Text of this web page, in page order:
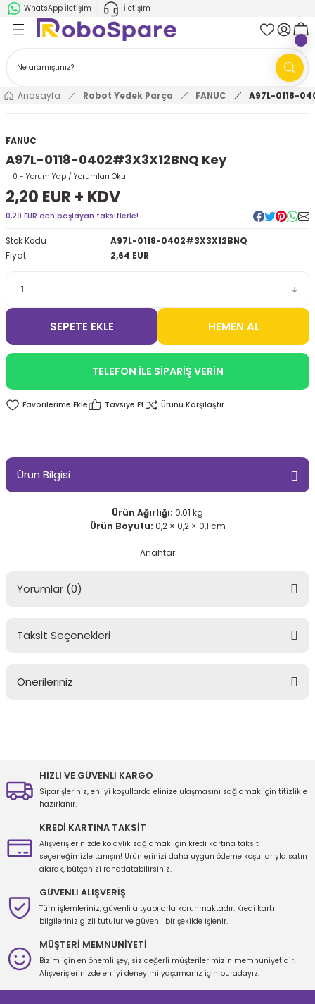
WhatsApp İletişim İletişim
Geri Dön
AMR'ler
Boya Robotları
Ark Kaynağı Robotları
Cobotlar
Geri Dön
Anasayfa Robot Yedek Parça FANUC A97L-0118-
FANUC
A97L-0118-0402#3X3X12BNQ Key
0 - Yorum Yap / Yorumları Oku
2,20 EUR + KDV
0,29 EUR den başlayan taksitlerle!
Stok Kodu
A97L-0118-0402#3X3X12BNQ
Fiyat
2,64 EUR
SEPETE EKLE HEMEN AL
TELEFON İLE SİPARİŞ VERİN
Tavsiye Et Ürünü Karşılaştır
Ürün Bilgisi
Ürün Ağırlığı: 0,01 kg
Ürün Boyutu: 0,2 × 0,2 × 0,1 cm
Anahtar
Yorumlar (0)
Taksit Seçenekleri
Önerileriniz
Ürün resmi kalitesiz, bozuk veya görüntülenemiyor.
Ürün bilgilerinde hatalar bulunuyor.
Ürün fiyatı diğer sitelerden daha pahalı.
Gönder
HIZLI VE GÜVENLİ KARGO
Siparişleriniz, en iyi koşullarda elinize ulaşmasını sağlamak için titizlikle
hazırlanır.
KREDİ KARTINA TAKSİT
Alışverişlerinizde kolaylık sağlamak için kredi kartına taksit
seçeneğimizle tanışın! Ürünlerinizi daha uygun ödeme koşullarıyla satın
alarak, bütçenizi rahatlatabilirsiniz.
GÜVENLİ ALIŞVERİŞ
Tüm işlemleriniz, güvenli altyapılarla korunmaktadır. Kredi kartı
bilgileriniz gizli tutulur ve güvenli bir şekilde işlenir.
MÜŞTERİ MEMNUNİYETİ
Bizim için en önemli şey, siz değerli müşterilerimizin memnuniyetidir.
Alışverişlerinizde en iyi deneyimi yaşamanız için buradayız.